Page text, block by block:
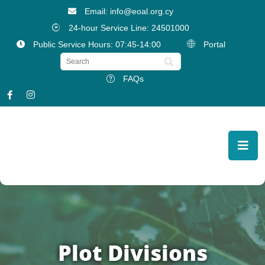
Email: info@eoal.org.cy
24-hour Service Line: 24501000
Public Service Hours: 07:45-14:00
Portal
FAQs
Plot Divisions